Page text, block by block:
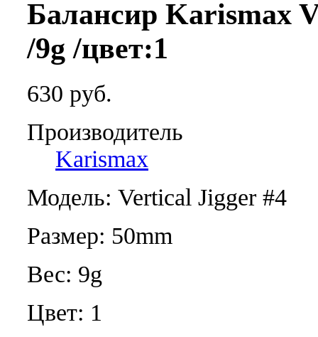
Балансир Karismax
/9g /цвет:1
630 руб.
Производитель
Karismax
Модель: Vertical Jigger #4
Размер: 50mm
Вес: 9g
Цвет: 1